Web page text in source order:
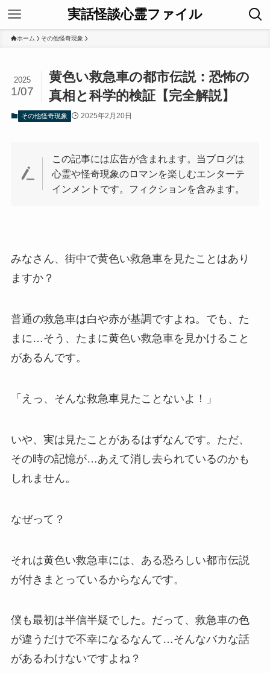
実話怪談心霊ファイル
ホーム その他怪奇現象
黄色い救急車の都市伝説：恐怖の
真相と科学的検証【完全解説】
2025
1/07
その他怪奇現象 2025年2月20日
この記事には広告が含まれます。当ブログは
心霊や怪奇現象のロマンを楽しむエンターテ
インメントです。フィクションを含みます。
みなさん、街中で黄色い救急車を見たことはあり
ますか？
普通の救急車は白や赤が基調ですよね。でも、た
まに…そう、たまに黄色い救急車を見かけること
があるんです。
「えっ、そんな救急車見たことないよ！」
いや、実は見たことがあるはずなんです。ただ、
その時の記憶が…あえて消し去られているのかも
しれません。
なぜって？
それは黄色い救急車には、ある恐ろしい都市伝説
が付きまとっているからなんです。
僕も最初は半信半疑でした。だって、救急車の色
が違うだけで不幸になるなんて…そんなバカな話
があるわけないですよね？